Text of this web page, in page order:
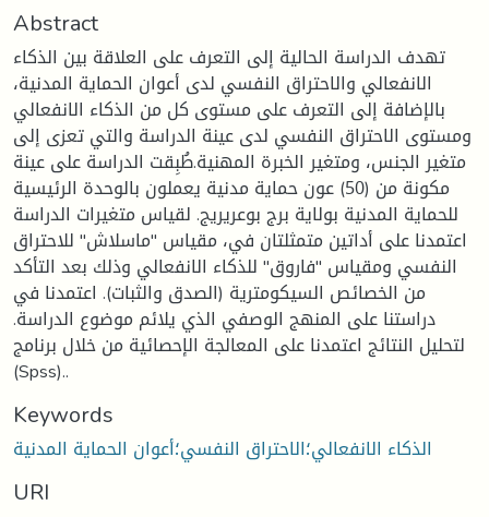
Abstract
تهدف الدراسة الحالية إلى التعرف على العلاقة بين الذكاء
الانفعالي والاحتراق النفسي لدى أعوان الحماية المدنية،
بالإضافة إلى التعرف على مستوى كل من الذكاء الانفعالي
ومستوى الاحتراق النفسي لدى عينة الدراسة والتي تعزى إلى
متغير الجنس، ومتغير الخبرة المهنية.طُبِقت الدراسة على عينة
مكونة من (50) عون حماية مدنية يعملون بالوحدة الرئيسية
للحماية المدنية بولاية برج بوعريريج. لقياس متغيرات الدراسة
اعتمدنا على أداتين متمثلتان في، مقياس "ماسلاش" للاحتراق
النفسي ومقياس "فاروق" للذكاء الانفعالي وذلك بعد التأكد
من الخصائص السيكومترية (الصدق والثبات). اعتمدنا في
دراستنا على المنهج الوصفي الذي يلائم موضوع الدراسة.
لتحليل النتائج اعتمدنا على المعالجة الإحصائية من خلال برنامج
(Spss)..
Keywords
الذكاء الانفعالي؛الاحتراق النفسي؛أعوان الحماية المدنية
URI